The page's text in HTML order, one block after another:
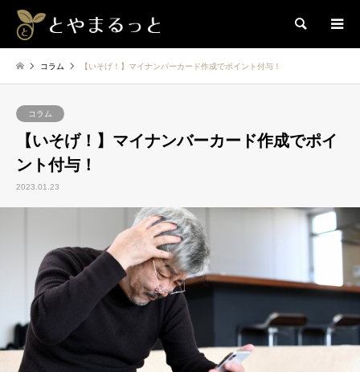
検索
コラム 【いそげ！】マイナンバーカード作成でポイント付与！
コラム
【いそげ！】マイナンバーカード作成でポイ
ント付与！
2023.01.23